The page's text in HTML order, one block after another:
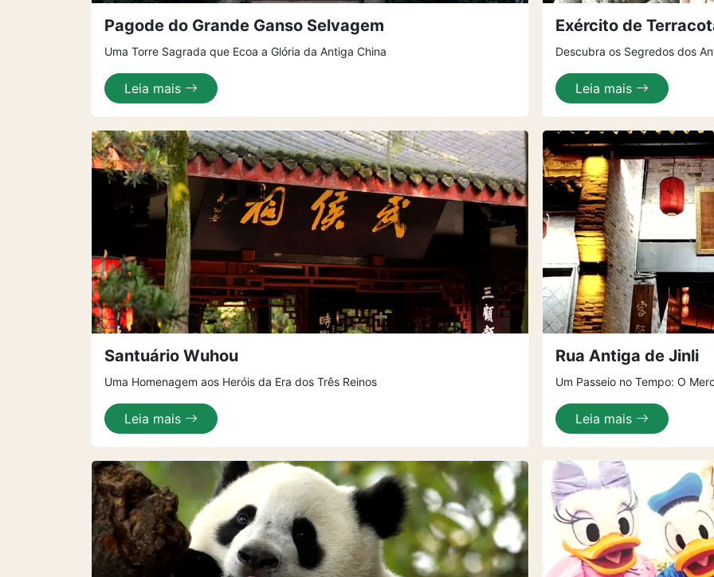
Pagode do Grande Ganso Selvagem
Uma Torre Sagrada que Ecoa a Glória da Antiga China
Leia mais
Exército de
Descubra os Segredos dos
Leia mais
Santuário Wuhou
Uma Homenagem aos Heróis da Era dos Três Reinos
Leia mais
Rua Antiga de Jinli
Um Passeio no Tempo: O
Leia mais